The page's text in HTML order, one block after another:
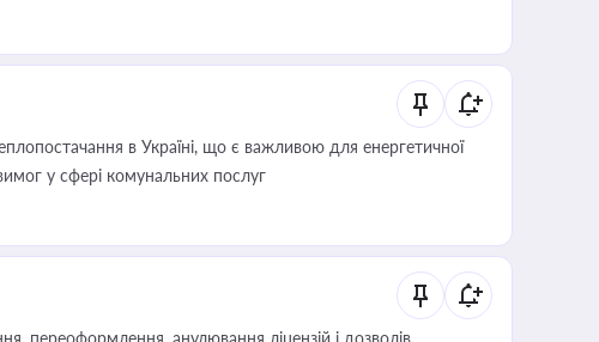
в Україні, що є важливою для енергетичної
у сфері комунальних послуг
переоформлення, анулювання ліцензій і дозволів,